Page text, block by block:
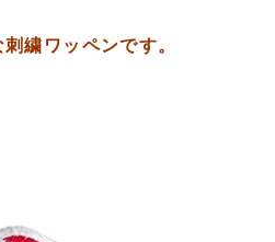
繍ワッペンです。